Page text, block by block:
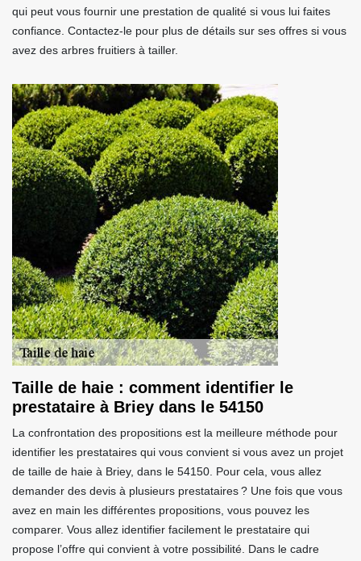
qui peut vous fournir une prestation de qualité si vous lui faites
confiance. Contactez-le pour plus de détails sur ses offres si vous
avez des arbres fruitiers à tailler.
Taille de haie : comment identifier le
prestataire à Briey dans le 54150
La confrontation des propositions est la meilleure méthode pour
identifier les prestataires qui vous convient si vous avez un projet
de taille de haie à Briey, dans le 54150. Pour cela, vous allez
demander des devis à plusieurs prestataires ? Une fois que vous
avez en main les différentes propositions, vous pouvez les
comparer. Vous allez identifier facilement le prestataire qui
propose l’offre qui convient à votre possibilité. Dans le cadre